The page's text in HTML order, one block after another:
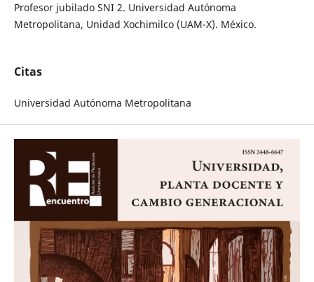
Profesor jubilado SNI 2. Universidad Autónoma
Metropolitana, Unidad Xochimilco (UAM-X). México.
Citas
Universidad Autónoma Metropolitana